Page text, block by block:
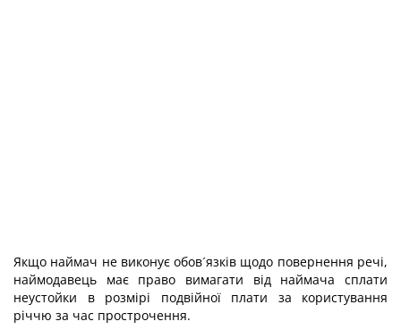
Якщо наймач не виконує обов´язків щодо повернення речі,
наймодавець має право вимагати від наймача сплати
неустойки в розмірі подвійної плати за користування
річчю за час прострочення.